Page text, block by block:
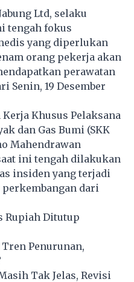
Ltd, selaku
tengah fokus
yang diperlukan
orang pekerja akan
perawatan
Senin, 19 Desember
Khusus Pelaksana
dan Gas Bumi (SKK
Mahendrawan
ini tengah dilakukan
insiden yang terjadi
dari
Rupiah Ditutup
Penurunan,
Tak Jelas, Revisi